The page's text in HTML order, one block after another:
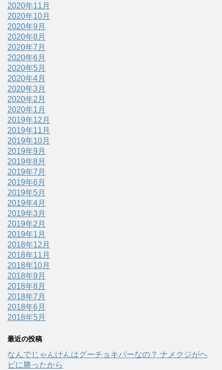
2020年11月
2020年10月
2020年9月
2020年8月
2020年7月
2020年6月
2020年5月
2020年4月
2020年3月
2020年2月
2020年1月
2019年12月
2019年11月
2019年10月
2019年9月
2019年8月
2019年7月
2019年6月
2019年5月
2019年4月
2019年3月
2019年2月
2019年1月
2018年12月
2018年11月
2018年10月
2018年9月
2018年8月
2018年7月
2018年6月
2018年5月
最近の投稿
なんでじゃんけんはグーチョキパーなの？ ナメクジがヘ
ビに勝ったから